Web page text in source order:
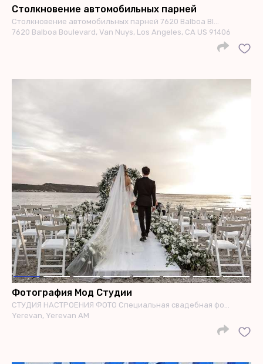
Столкновение автомобильных парней
Столкновение автомобильных парней 7620 Balboa Bl…
7620 Balboa Boulevard, Van Nuys, Los Angeles, CA US 91406
Фотография Мод Студии
СТУДИЯ НАСТРОЕНИЯ ФОТО Специальная свадебная фо…
Yerevan, Yerevan AM